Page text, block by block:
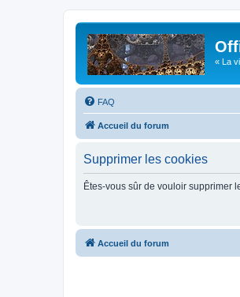
« La
FAQ
Accueil du forum
Supprimer les cookies
Êtes-vous sûr de vouloir supprimer
Accueil du forum